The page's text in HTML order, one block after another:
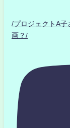
/プロジェクトA
画？/